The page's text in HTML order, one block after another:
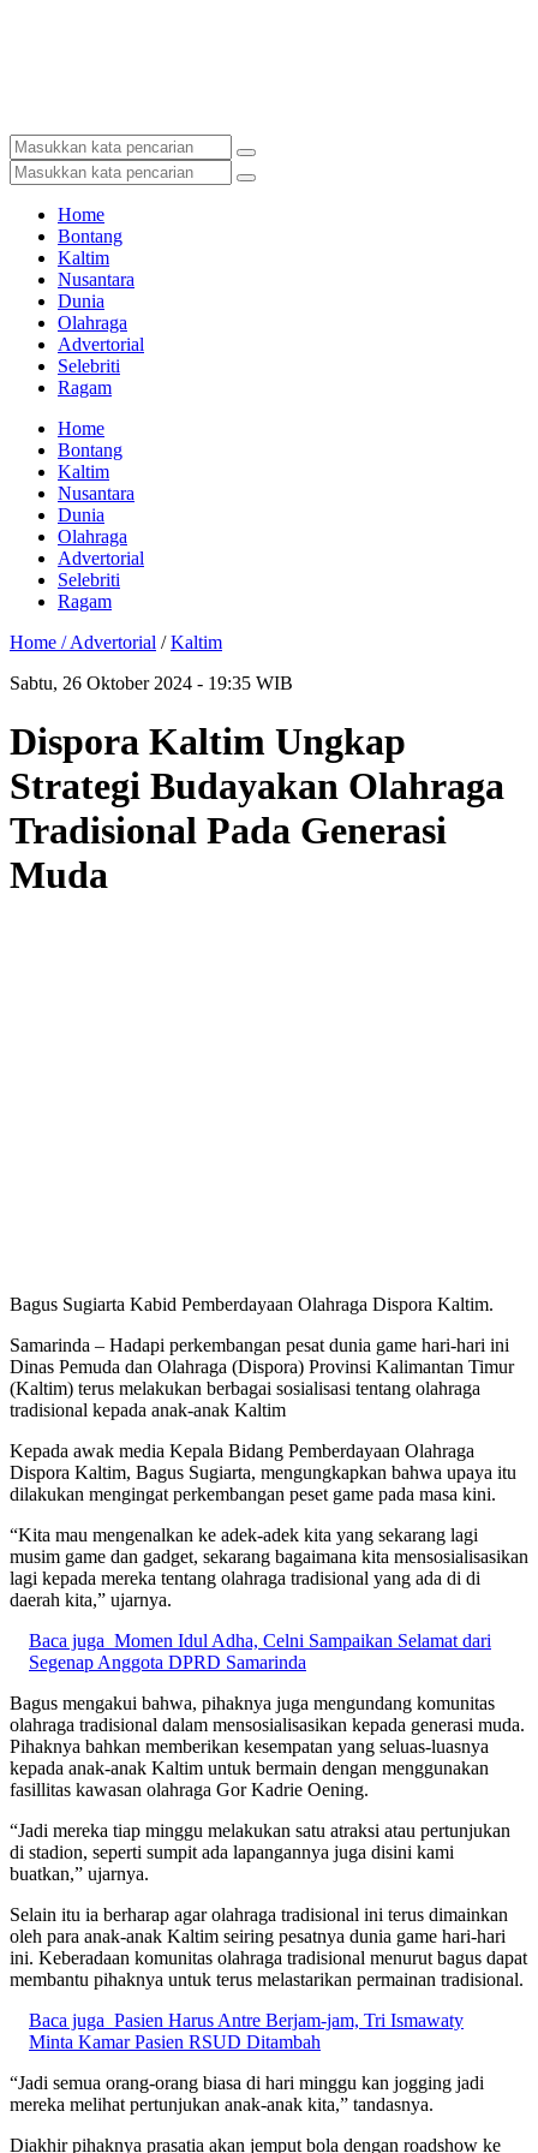
Home
Bontang
Kaltim
Nusantara
Dunia
Olahraga
Advertorial
Selebriti
Ragam
Home
Bontang
Kaltim
Nusantara
Dunia
Olahraga
Advertorial
Selebriti
Ragam
Home /Advertorial /Kaltim
Sabtu, 26 Oktober 2024 - 19:35 WIB
Dispora Kaltim Ungkap
Strategi Budayakan Olahraga
Tradisional Pada Generasi
Muda
Bagus Sugiarta Kabid Pemberdayaan Olahraga Dispora Kaltim.
Samarinda – Hadapi perkembangan pesat dunia game hari-hari ini
Dinas Pemuda dan Olahraga (Dispora) Provinsi Kalimantan Timur
(Kaltim) terus melakukan berbagai sosialisasi tentang olahraga
tradisional kepada anak-anak Kaltim
Kepada awak media Kepala Bidang Pemberdayaan Olahraga
Dispora Kaltim, Bagus Sugiarta, mengungkapkan bahwa upaya itu
dilakukan mengingat perkembangan peset game pada masa kini.
“Kita mau mengenalkan ke adek-adek kita yang sekarang lagi
musim game dan gadget, sekarang bagaimana kita mensosialisasikan
lagi kepada mereka tentang olahraga tradisional yang ada di di
daerah kita,” ujarnya.
Baca juga Momen Idul Adha, Celni Sampaikan Selamat dari
Segenap Anggota DPRD Samarinda
Bagus mengakui bahwa, pihaknya juga mengundang komunitas
olahraga tradisional dalam mensosialisasikan kepada generasi muda.
Pihaknya bahkan memberikan kesempatan yang seluas-luasnya
kepada anak-anak Kaltim untuk bermain dengan menggunakan
fasillitas kawasan olahraga Gor Kadrie Oening.
“Jadi mereka tiap minggu melakukan satu atraksi atau pertunjukan
di stadion, seperti sumpit ada lapangannya juga disini kami
buatkan,” ujarnya.
Selain itu ia berharap agar olahraga tradisional ini terus dimainkan
oleh para anak-anak Kaltim seiring pesatnya dunia game hari-hari
ini. Keberadaan komunitas olahraga tradisional menurut bagus dapat
membantu pihaknya untuk terus melastarikan permainan tradisional.
Baca juga Pasien Harus Antre Berjam-jam, Tri Ismawaty
Minta Kamar Pasien RSUD Ditambah
“Jadi semua orang-orang biasa di hari minggu kan jogging jadi
mereka melihat pertunjukan anak-anak kita,” tandasnya.
Diakhir pihaknya prasatia akan jemput bola dengan roadshow ke